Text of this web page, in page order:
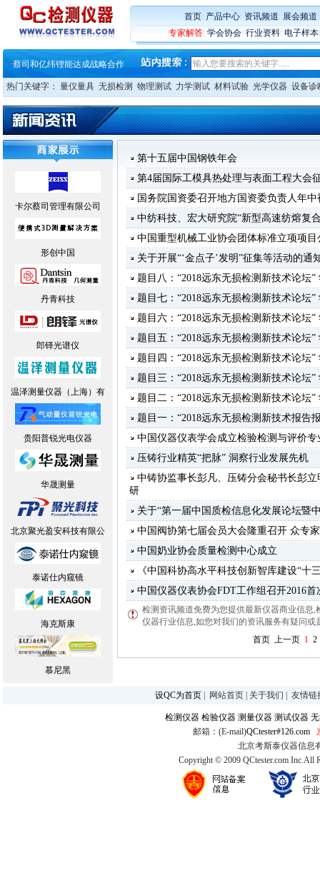
首页: 产品中心: 资讯频道: 展会频道
专家解答: 学会协会: 行业资料: 电子样本
蔡司软件 | 高效变形分析能
铸就AI服务器质量动脉 – 高
铸就AI服务器质量动脉 – 高
ZEISS BOSELLO ADR 让内部缺
· 蔡司和亿纬锂能达成战略合作
·大牌云集 买家升级 ——26
·蔡司软件 | 高效变形分析能
·铸就AI服务器质量动脉 – 高
·铸就AI服务器质量动脉 – 高
·ZEISS BOSELLO ADR 让内部缺
·蔡司和亿纬锂能达成战略合作
·大牌云集 买家升级 ——26
热门关键字： 量仪量具 无损检测 物理测试 力学测试 材料试验 光学仪器 设备诊
卡尔蔡司管理有限公司
形创中国
丹青科技
郎铎光谱仪
温泽测量仪器（上海）有
贵阳普锐光电仪器
华晟测量
北京聚光盈安科技有限公
泰诺仕内窥镜
海克斯康
慕尼黑
第十五届中国钢铁年会
第4届国际工模具热处理与表面工程大会
国务院国资委召开地方国资委负责人年
中纺科技、宏大研究院“新型高速纺熔复
中国重型机械工业协会团体标准立项项目
关于开展“‘金点子’发明”征集等活动的通
题目八：“2018远东无损检测新技术论坛
题目七：“2018远东无损检测新技术论坛
题目六：“2018远东无损检测新技术论坛
题目五：“2018远东无损检测新技术论坛
题目四：“2018远东无损检测新技术论坛
题目三：“2018远东无损检测新技术论坛
题目二：“2018远东无损检测新技术论坛
题目一：“2018远东无损检测新技术报告
中国仪器仪表学会成立检验检测与评价
压铸行业精英“把脉” 洞察行业发展先机
中铸协监事长彭凡、压铸分会秘书长彭
研
关于“第一届中国质检信息化发展论坛暨
中国阀协第七届会员大会隆重召开 众专
中国奶业协会质量检测中心成立
《中国科协高水平科技创新智库建设“十
中国仪器仪表协会FDT工作组召开2016首
检测资讯频道免费为您提供最新仪器商业信息,
仪器行业信息,如您对我们的资讯服务有疑问或
首页 上一页 1 2
设QC为首页 网站首页 关于我们 友情链
检测仪器 检验仪器 测量仪器 测试仪器
邮箱：(E-mail)QCtester#126.com
北京考斯泰仪器信息
Copyright © 2009 QCtester.com Inc.All